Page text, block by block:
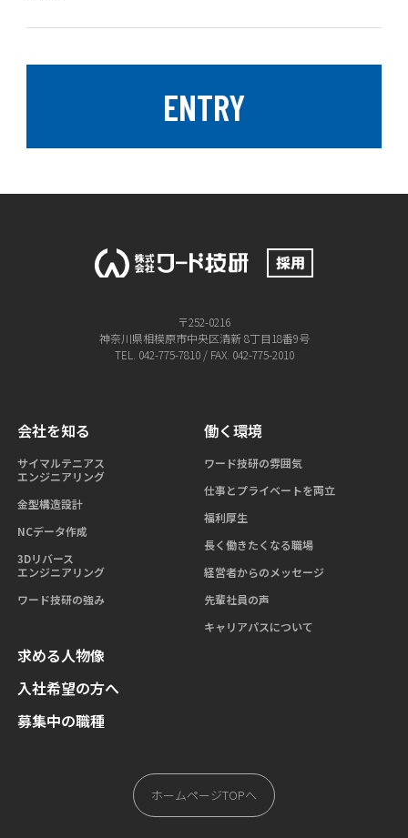
ENTRY
〒252-0216
神奈川県相模原市中央区清新 8丁目18番9号
TEL. 042-775-7810 / FAX. 042-775-2010
会社を知る
サイマルテニアス
エンジニアリング
金型構造設計
NCデータ作成
3Dリバース
エンジニアリング
ワード技研の強み
働く環境
ワード技研の雰囲気
仕事とプライベートを両立
福利厚生
長く働きたくなる職場
経営者からのメッセージ
先輩社員の声
キャリアパスについて
求める人物像
入社希望の方へ
募集中の職種
ホームページTOPへ